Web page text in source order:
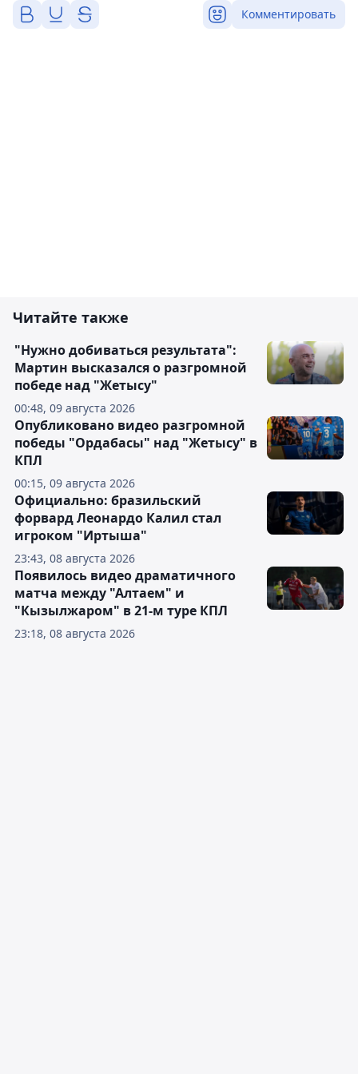
Комментировать
Читайте также
00:48, 09 августа 2026
"Нужно добиваться результата":
Мартин высказался о разгромной
победе над "Жетысу"
00:15, 09 августа 2026
Опубликовано видео разгромной
победы "Ордабасы" над "Жетысу" в
КПЛ
23:43, 08 августа 2026
Официально: бразильский
форвард Леонардо Калил стал
игроком "Иртыша"
23:18, 08 августа 2026
Появилось видео драматичного
матча между "Алтаем" и
"Кызылжаром" в 21-м туре КПЛ